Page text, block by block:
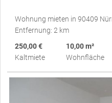
Wohnung mieten in 90409
Entfernung: 2 km
250,00 €
Kaltmiete
10,00 m²
Wohnfläche